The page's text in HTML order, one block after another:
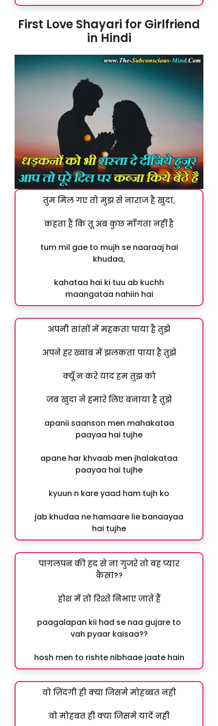
First Love Shayari for Girlfriend
in Hindi
तुम मिल गए तो मुझ से नाराज है खुदा,
कहता है कि तू अब कुछ माँगता नहीं है
tum mil gae to mujh se naaraaj hai
khudaa,
kahataa hai ki tuu ab kuchh
maangataa nahiin hai
अपनी सांसों में महकता पाया है तुझे
अपने हर ख्वाब में झलकता पाया है तुझे
क्यूँ न करे याद हम तुझ को
जब खुदा ने हमारे लिए बनाया है तुझे
apanii saanson men mahakataa
paayaa hai tujhe
apane har khvaab men jhalakataa
paayaa hai tujhe
kyuun n kare yaad ham tujh ko
jab khudaa ne hamaare lie banaayaa
hai tujhe
पागलपन की हद से ना गुजरे तो वह प्यार
कैसा??
होश में तो रिश्ते निभाए जाते हैं
paagalapan kii had se naa gujare to
vah pyaar kaisaa??
hosh men to rishte nibhaae jaate hain
वो ज़िंदगी ही क्या जिसमे मोहब्बत नही
वो मोहबत ही क्या जिसमे यादें नही